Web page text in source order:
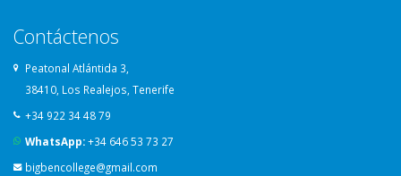
Contáctenos
Peatonal Atlántida 3,
38410, Los Realejos, Tenerife
+34 922 34 48 79
WhatsApp:+34 646 53 73 27
bigbencollege@gmail.com